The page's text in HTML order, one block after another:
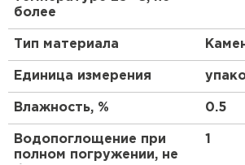
более
Тип материала
Единица измерения
Влажность, % 0.5
Водопоглощение при
полном погружении, не
1
Утеплитель